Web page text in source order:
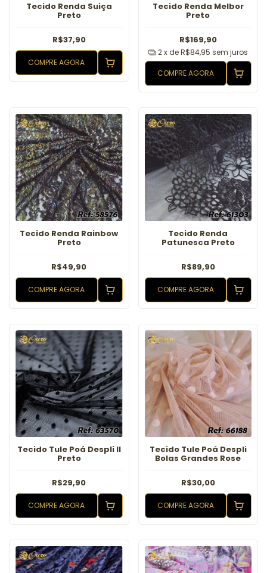
Tecido Renda Suiça
Preto
R$37,90
COMPRE AGORA
Tecido Renda Melbor
Preto
R$169,90
2x deR$84,95 sem juros
COMPRE AGORA
Tecido Renda Rainbow
Preto
R$49,90
COMPRE AGORA
Tecido Renda
Patunesca Preto
R$89,90
COMPRE AGORA
Tecido Tule Poá Despli ll
Preto
R$29,90
COMPRE AGORA
Tecido Tule Poá Despli
Bolas Grandes Rose
R$30,00
COMPRE AGORA